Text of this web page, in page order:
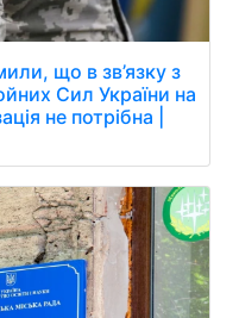
що в зв’язку з
Сил України на
не потрібна |